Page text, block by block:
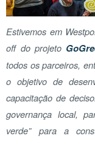
verde” para a
Ler mais...